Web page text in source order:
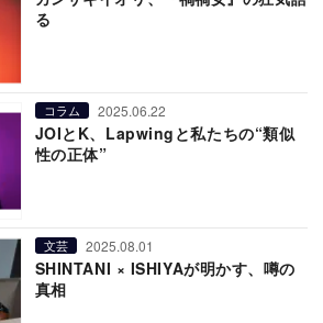
る
コラム 2025.06.22
JOIとK、Lapwingと私たちの“類似
性の正体”
文芸 2025.08.01
SHINTANI × ISHIYAが明かす、噂の
真相